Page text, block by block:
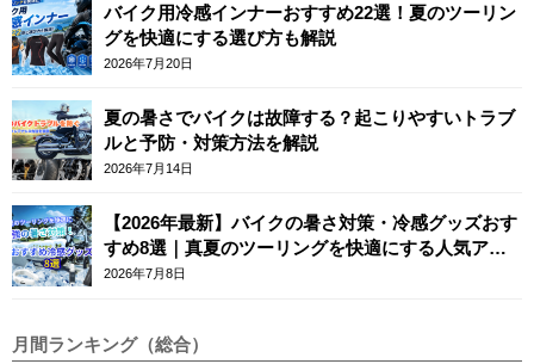
バイク用冷感インナーおすすめ22選！夏のツーリン
グを快適にする選び方も解説
2026年7月20日
夏の暑さでバイクは故障する？起こりやすいトラブ
ルと予防・対策方法を解説
2026年7月14日
【2026年最新】バイクの暑さ対策・冷感グッズおす
すめ8選｜真夏のツーリングを快適にする人気アイ
テム
2026年7月8日
月間ランキング（総合）